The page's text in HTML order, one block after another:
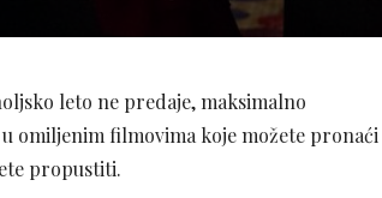
leto ne predaje, maksimalno
omiljenim filmovima koje možete pronaći
propustiti.